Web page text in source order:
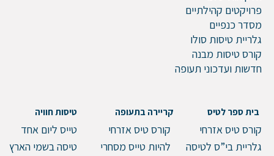
פרויקטים קהילתיים
מסדר כנפיים
גלריית טיסות סולו
קורס טיסות מבנה
חדשות ועדכוני תעופה
בית ספר לטיס
קורס טיס אזרחי
גלריית בי”ס לטיסה
קריירה בתעופה
קורס טיס אזרחי
להיות טייס מסחרי
טיסות חוויה
טייס ליום אחד
טיסה בשמי הארץ
דוא"ל
טלפון
הערות ושאלות